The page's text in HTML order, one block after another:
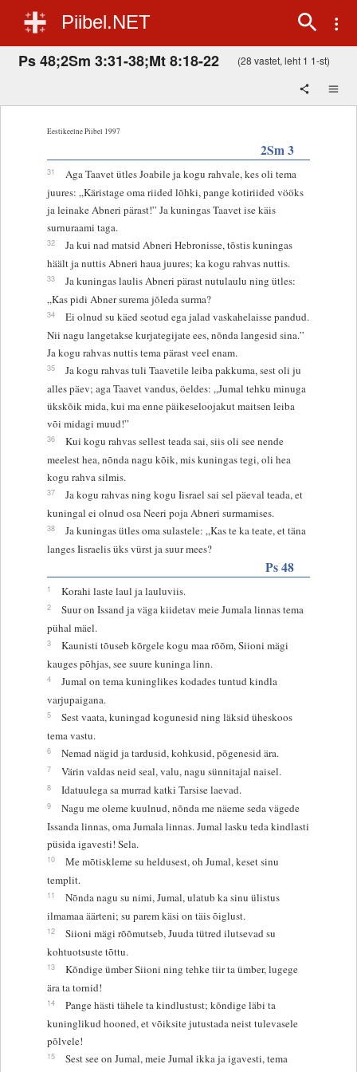
Piibel.NET
Ps 48;2Sm 3:31-38;Mt 8:18-22 (28 vastet, leht 1 1-st)
Eestikeelne Piibel 1997
2Sm 3
31
Aga Taavet ütles Joabile ja kogu rahvale, kes oli tema
juures: „Käristage oma riided lõhki, pange kotiriided vööks
ja leinake Abneri pärast!” Ja kuningas Taavet ise käis
surnuraami taga.
32
Ja kui nad matsid Abneri Hebronisse, tõstis kuningas
häält ja nuttis Abneri haua juures; ka kogu rahvas nuttis.
33
Ja kuningas laulis Abneri pärast nutulaulu ning ütles:
„Kas pidi Abner surema jõleda surma?
34
Ei olnud su käed seotud ega jalad vaskahelaisse pandud.
Nii nagu langetakse kurjategijate ees, nõnda langesid sina.”
Ja kogu rahvas nuttis tema pärast veel enam.
35
Ja kogu rahvas tuli Taavetile leiba pakkuma, sest oli ju
alles päev; aga Taavet vandus, öeldes: „Jumal tehku minuga
ükskõik mida, kui ma enne päikeseloojakut maitsen leiba
või midagi muud!”
36
Kui kogu rahvas sellest teada sai, siis oli see nende
meelest hea, nõnda nagu kõik, mis kuningas tegi, oli hea
kogu rahva silmis.
37
Ja kogu rahvas ning kogu Iisrael sai sel päeval teada, et
kuningal ei olnud osa Neeri poja Abneri surmamises.
38
Ja kuningas ütles oma sulastele: „Kas te ka teate, et täna
langes Iisraelis üks vürst ja suur mees?
Ps 48
1 Korahi laste laul ja lauluviis.
2
Suur on Issand ja väga kiidetav meie Jumala linnas tema
pühal mäel.
3
Kaunisti tõuseb kõrgele kogu maa rõõm, Siioni mägi
kauges põhjas, see suure kuninga linn.
4
Jumal on tema kuninglikes kodades tuntud kindla
varjupaigana.
5
Sest vaata, kuningad kogunesid ning läksid üheskoos
tema vastu.
6 Nemad nägid ja tardusid, kohkusid, põgenesid ära.
7 Värin valdas neid seal, valu, nagu sünnitajal naisel.
8 Idatuulega sa murrad katki Tarsise laevad.
9
Nagu me oleme kuulnud, nõnda me näeme seda vägede
Issanda linnas, oma Jumala linnas. Jumal lasku teda kindlasti
püsida igavesti! Sela.
10
Me mõtiskleme su heldusest, oh Jumal, keset sinu
templit.
11
Nõnda nagu su nimi, Jumal, ulatub ka sinu ülistus
ilmamaa äärteni; su parem käsi on täis õiglust.
12
Siioni mägi rõõmutseb, Juuda tütred ilutsevad su
kohtuotsuste tõttu.
13
Kõndige ümber Siioni ning tehke tiir ta ümber, lugege
ära ta tornid!
14
Pange hästi tähele ta kindlustust; kõndige läbi ta
kuninglikud hooned, et võiksite jutustada neist tulevasele
põlvele!
15
Sest see on Jumal, meie Jumal ikka ja igavesti, tema